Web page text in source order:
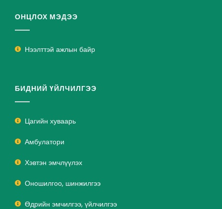
ОНЦЛОХ МЭДЭЭ
Нээлттэй ажлын байр
БИДНИЙ ҮЙЛЧИЛГЭЭ
Цагийн хуваарь
Амбулатори
Хэвтэн эмчлүүлэх
Оношилгоо, шинжилгээ
Өдрийн эмчилгээ, үйлчилгээ